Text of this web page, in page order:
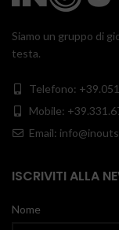
Siamo un gruppo di
testa.
Telefono:
Mobile:
Email:
ISCRIVITI ALLA
Nome